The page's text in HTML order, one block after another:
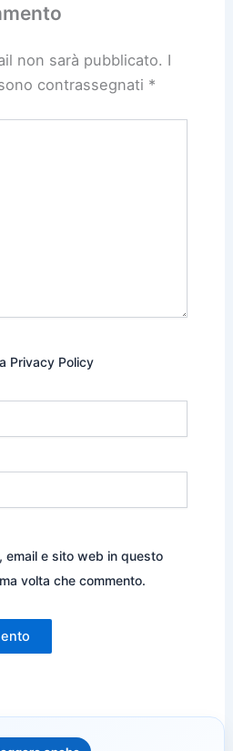
non sarà pubblicato. I
contrassegnati *
Privacy Policy
email e sito web in questo
volta che commento.